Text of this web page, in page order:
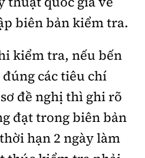
biên bản kiểm tra.
kiểm tra, nếu bến
các tiêu chí
đề nghị thì ghi rõ
đạt trong biên bản
hạn 2 ngày làm